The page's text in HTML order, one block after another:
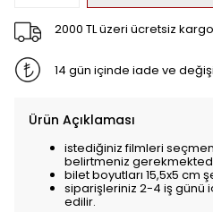
2000 TL üzeri ücretsiz kargo
14 gün içinde iade ve
Ürün Açıklaması
istediğiniz filmleri
belirtmeniz
bilet boyutları 15,5x5 cm
siparişleriniz 2-4 iş günü
edilir.